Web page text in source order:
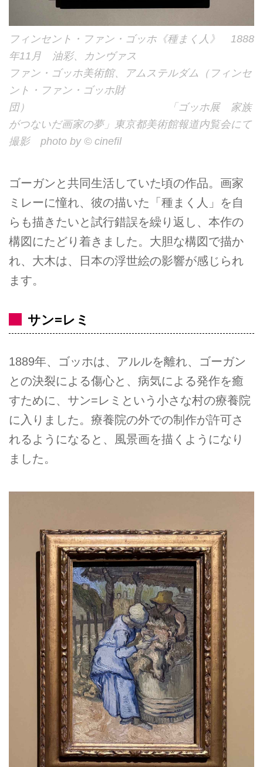
フィンセント・ファン・ゴッホ《種まく人》 1888
年11月 油彩、カンヴァス
ファン・ゴッホ美術館、アムステルダム（フィンセ
ント・ファン・ゴッホ財
団） 「ゴッホ展 家族
がつないだ画家の夢」東京都美術館報道内覧会にて
撮影 photo by © cinefil
ゴーガンと共同生活していた頃の作品。画家
ミレーに憧れ、彼の描いた「種まく人」を自
らも描きたいと試行錯誤を繰り返し、本作の
構図にたどり着きました。大胆な構図で描か
れ、大木は、日本の浮世絵の影響が感じられ
ます。
サン=レミ
1889年、ゴッホは、アルルを離れ、ゴーガン
との決裂による傷心と、病気による発作を癒
すために、サン=レミという小さな村の療養院
に入りました。療養院の外での制作が許可さ
れるようになると、風景画を描くようになり
ました。